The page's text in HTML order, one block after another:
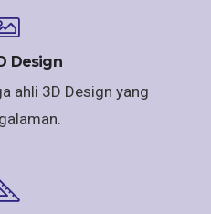
Design
ahli 3D Design yang